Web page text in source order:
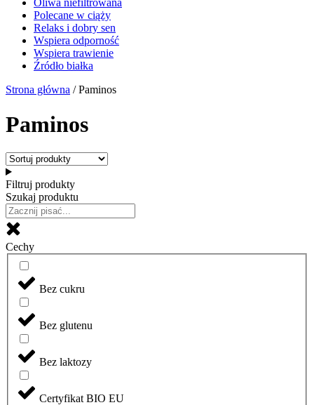
Oliwa niefiltrowana
Polecane w ciąży
Relaks i dobry sen
Wspiera odporność
Wspiera trawienie
Źródło białka
Strona główna / Paminos
Paminos
Filtruj produkty
Szukaj produktu
Cechy
Bez cukru
Bez glutenu
Bez laktozy
Certyfikat BIO EU